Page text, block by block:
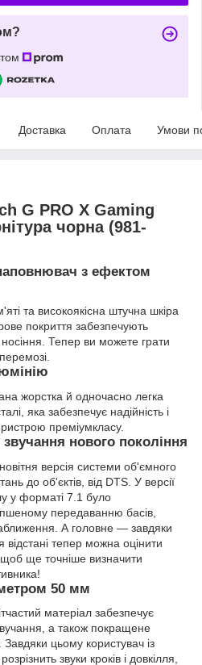
Доставка Оплата Умови
G PRO X Gaming
чорна (981-
з ефектом
та високоякісна штучна шкіра
покриття забезпечують
Тепер ви можете грати
жорстка й одночасно легка
яка забезпечує надійність і
преміумкласу.
нового покоління
версія системи об'ємного
до об'єктів, від DTS. У версії
у форматі 7.1 було
передаванню басів,
наближення. А головне — завдяки
тепер можна оцінити
щоб ще точніше визначити
50 мм
матеріал забезпечує
а також покращене
Завдяки цьому користувач із
звуки кроків і довкілля,